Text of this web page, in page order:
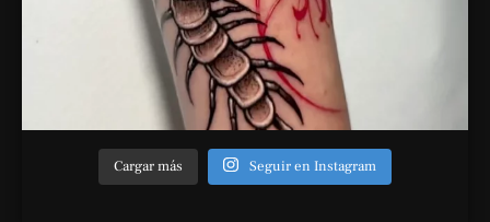
Cargar más Seguir en Instagram